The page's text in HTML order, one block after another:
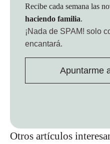
Otros artículos
Recibe cada semana las
haciendo familia.
¡Nada de SPAM! solo
encantará.
Apuntarme